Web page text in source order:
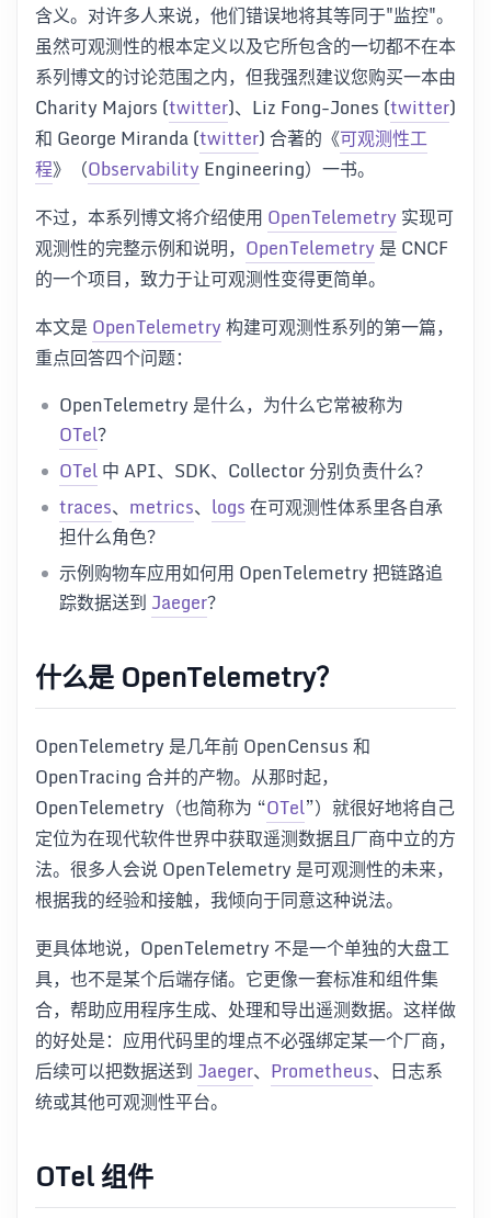
含义。对许多人来说，他们错误地将其等同于"监控"。
虽然可观测性的根本定义以及它所包含的一切都不在本
系列博文的讨论范围之内，但我强烈建议您购买一本由
Charity Majors (twitter)、Liz Fong-Jones (twitter)
和 George Miranda (twitter) 合著的《可观测性工
程》（Observability Engineering）一书。
不过，本系列博文将介绍使用 OpenTelemetry 实现可
观测性的完整示例和说明， OpenTelemetry是 CNCF
的一个项目，致力于让可观测性变得更简单。
本文是OpenTelemetry构建可观测性系列的第一篇，
重点回答四个问题：
OpenTelemetry 是什么，为什么它常被称为
OTel？
OTel中 API、SDK、Collector 分别负责什么？
traces、 metrics、 logs在可观测性体系里各自承
担什么角色？
示例购物车应用如何用 OpenTelemetry 把链路追
踪数据送到 Jaeger？
什么是 OpenTelemetry？
OpenTelemetry 是几年前 OpenCensus 和
OpenTracing 合并的产物。从那时起，
OpenTelemetry（也简称为 “OTel”）就很好地将自己
定位为在现代软件世界中获取遥测数据且厂商中立的方
法。很多人会说 OpenTelemetry 是可观测性的未来，
根据我的经验和接触，我倾向于同意这种说法。
更具体地说，OpenTelemetry 不是一个单独的大盘工
具，也不是某个后端存储。它更像一套标准和组件集
合，帮助应用程序生成、处理和导出遥测数据。这样做
的好处是：应用代码里的埋点不必强绑定某一个厂商，
后续可以把数据送到 Jaeger、 Prometheus、日志系
统或其他可观测性平台。
OTel 组件